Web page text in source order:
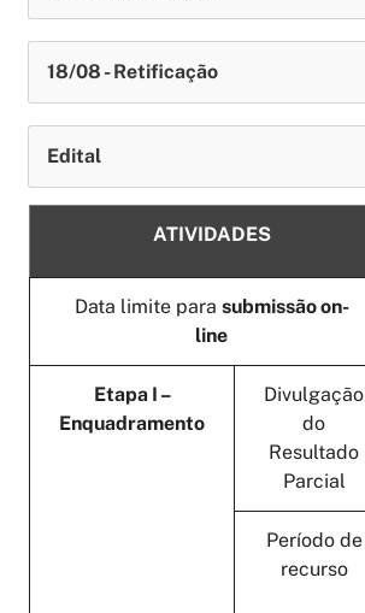
18/08 - Retificação
Edital
ATIVIDADES
Data limite para submissão on-
line
Etapa I –
Enquadramento
Divulgação
do
Resultado
Parcial
Período de
recurso